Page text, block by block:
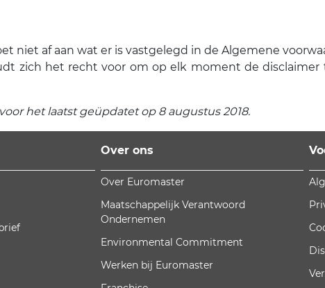
niet af aan wat er is vastgelegd in de Algemene
zich het recht voor om op elk moment de
het laatst geüpdatet op 8 augustus 2018.
Over ons
Over Euromaster
Maatschappelijk Verantwoord
Ondernemen
Environmental Commitment
Werken bij Euromaster